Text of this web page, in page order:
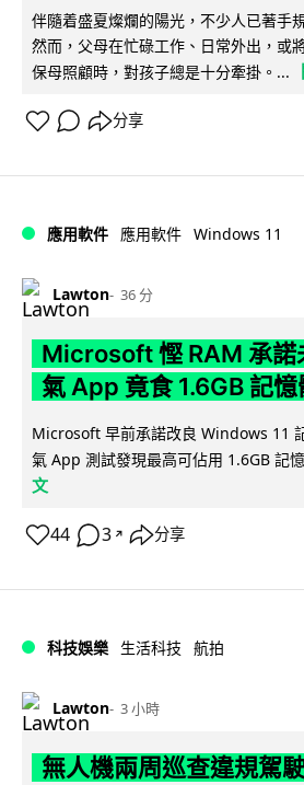
伴隨着盛夏燦爛的陽光，不少人已著手
然而，父母在忙碌工作、日常外出，或
保母照顧時，對孩子總是十分牽掛。...
分享
應用軟件 應用軟件 Windows 11
Lawton 36 分
Microsoft 慳 RAM 承諾
氣 App 竟食 1.6GB 記憶
Microsoft 早前承諾改良 Windows 11
氣 App 測試發現最高可佔用 1.6GB 記
文
44 3 ↗ 分享
科技娛樂 生活科技 航拍
Lawton 3 小時
無人機兩周巡查違規駕